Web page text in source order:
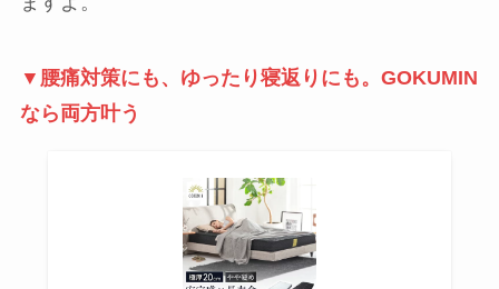
▼腰痛対策にも、ゆったり寝返りにも。GOKUMIN
なら両方叶う